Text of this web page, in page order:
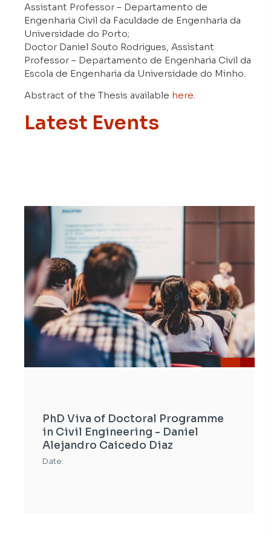
Assistant Professor – Departamento de
Engenharia Civil da Faculdade de Engenharia da
Universidade do Porto;
Doctor Daniel Souto Rodrigues, Assistant
Professor – Departamento de Engenharia Civil da
Escola de Engenharia da Universidade do Minho.
Abstract of the Thesis available here.
Latest Events
PhD Viva of Doctoral Programme
in Civil Engineering - Daniel
Alejandro Caicedo Diaz
Date: